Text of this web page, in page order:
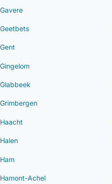
Gavere
Geetbets
Gent
Gingelom
Glabbeek
Grimbergen
Haacht
Halen
Ham
Hamont-Achel